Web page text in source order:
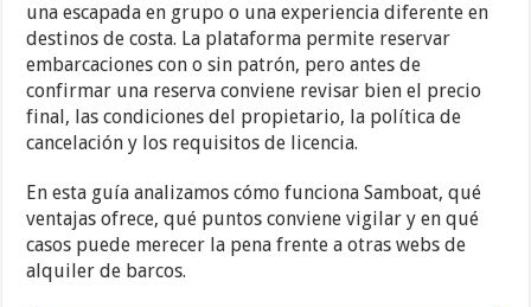
una escapada en grupo o una experiencia diferente en
destinos de costa. La plataforma permite reservar
embarcaciones con o sin patrón, pero antes de
confirmar una reserva conviene revisar bien el precio
final, las condiciones del propietario, la política de
cancelación y los requisitos de licencia.
En esta guía analizamos cómo funciona Samboat, qué
ventajas ofrece, qué puntos conviene vigilar y en qué
casos puede merecer la pena frente a otras webs de
alquiler de barcos.